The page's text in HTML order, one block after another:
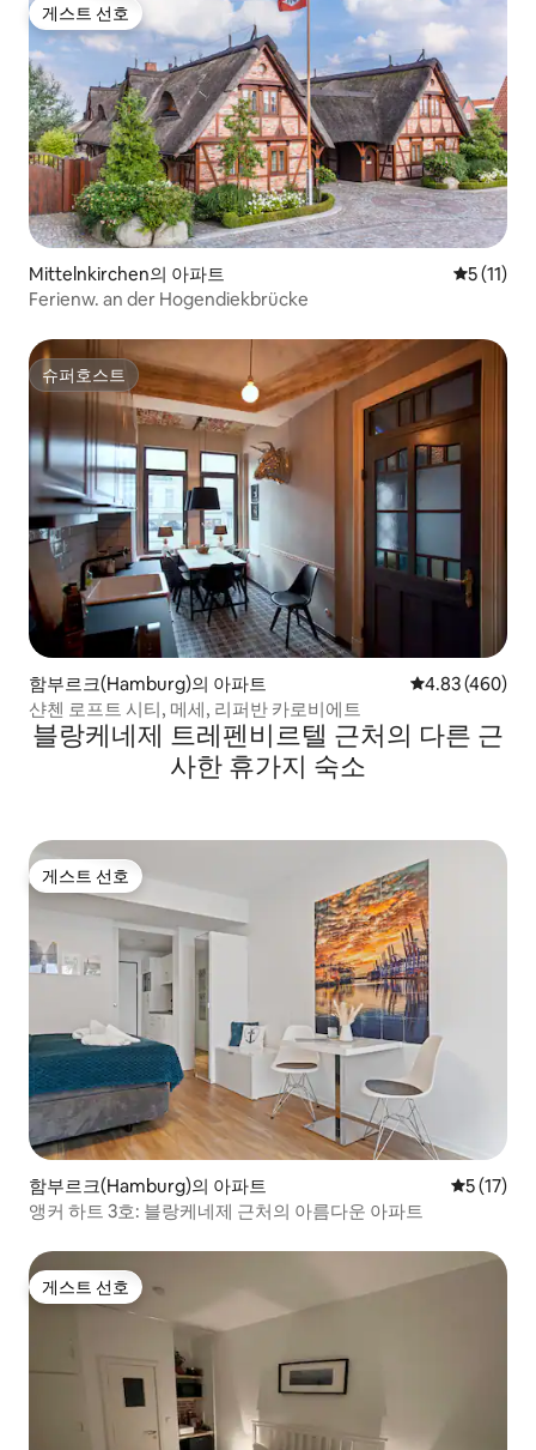
게스트 선호
게스트 선호
Mittelnkirchen의 아파트 평점 5점
5 (11)
Ferienw. an der Hogendiekbrücke
슈퍼호스트
슈퍼호스트
함부르크(Hamburg)의 아파트 평점 4.83점(5
4.83 (460)
샨첸 로프트 시티, 메세, 리퍼반 카로비에트
블랑케네제 트레펜비르텔 근처의 다른 근
사한 휴가지 숙소
게스트 선호
게스트 선호
함부르크(Hamburg)의 아파트 평점 5점
5 (17)
앵커 하트 3호: 블랑케네제 근처의 아름다운 아파트
게스트 선호
게스트 선호